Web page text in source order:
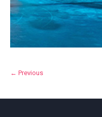
← Previous